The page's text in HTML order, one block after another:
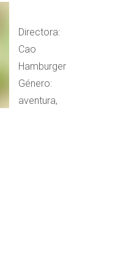
Directora:
Cao
Hamburger
Género:
aventura,